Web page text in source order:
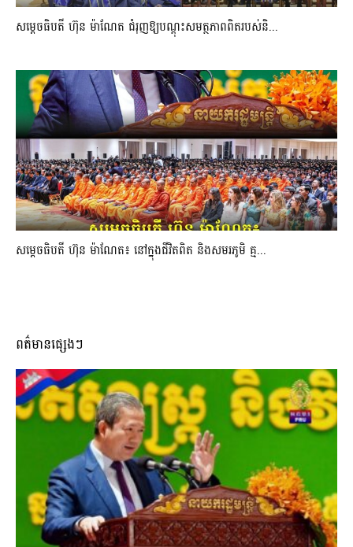
សម្តេចធិបតី ហ៊ុន ម៉ាណែត ជំរុញឱ្យបណ្តុះសមត្ថភាពពិតរបស់និ...
សម្តេចធិបតី ហ៊ុន ម៉ាណែត៖ នៅក្នុងជីវិតពិត និងសមរភូមិ គ្ម...
ពត៌មានផ្សេងៗ